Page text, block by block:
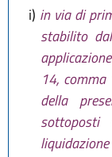
i) in via di
stabilito
14,
della